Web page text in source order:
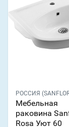
РОССИЯ
Мебельная
раковина
Rosa Уют 60